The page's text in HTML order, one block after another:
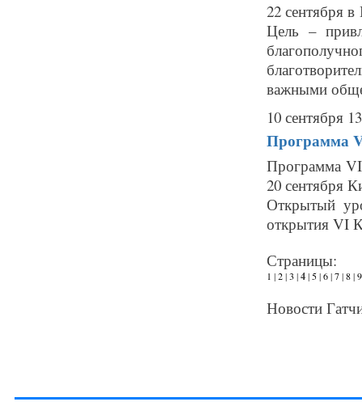
22 сентября
Цель –
важными
10 сентября
Программа
Программа
20 сентября
Открытый
открытия VI
Страницы:
1 |2|3 |4| 5|6|7|8|9
Новости